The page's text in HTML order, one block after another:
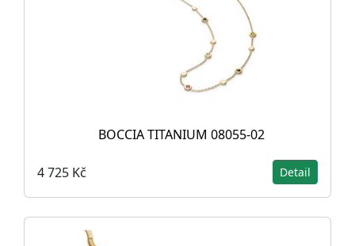
BOCCIA TITANIUM 08055-02
4 725 Kč Detail